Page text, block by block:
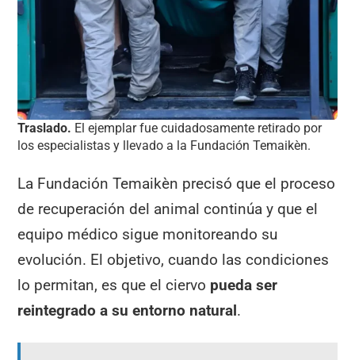
Traslado. El ejemplar fue cuidadosamente retirado por
los especialistas y llevado a la Fundación Temaikèn.
La Fundación Temaikèn precisó que el proceso
de recuperación del animal continúa y que el
equipo médico sigue monitoreando su
evolución. El objetivo, cuando las condiciones
lo permitan, es que el ciervo pueda ser
reintegrado a su entorno natural.